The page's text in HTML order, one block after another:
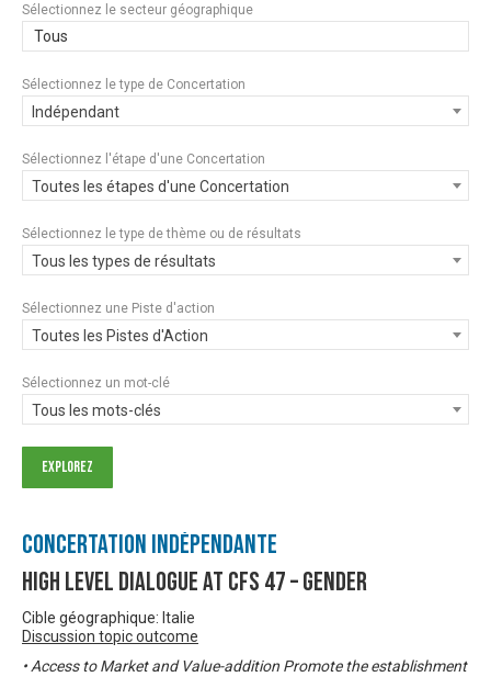
Sélectionnez le secteur géographique
Tous
Sélectionnez le type de Concertation
Indépendant
Sélectionnez l'étape d'une Concertation
Toutes les étapes d'une Concertation
Sélectionnez le type de thème ou de résultats
Tous les types de résultats
Sélectionnez une Piste d'action
Toutes les Pistes d'Action
Sélectionnez un mot-clé
Tous les mots-clés
Concertation Indépendante
High Level Dialogue at CFS 47 – Gender
Cible géographique: Italie
Discussion topic outcome
• Access to Market and Value-addition Promote the establishment